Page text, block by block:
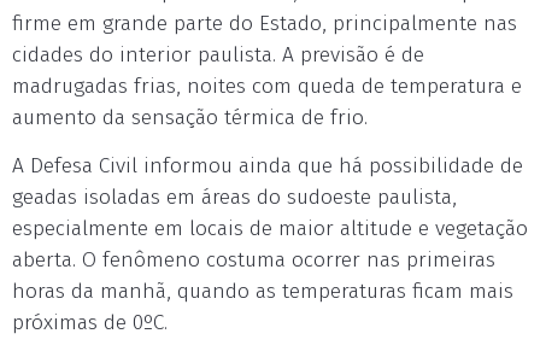
firme em grande parte do Estado, principalmente nas
cidades do interior paulista. A previsão é de
madrugadas frias, noites com queda de temperatura e
aumento da sensação térmica de frio.
A Defesa Civil informou ainda que há possibilidade de
geadas isoladas em áreas do sudoeste paulista,
especialmente em locais de maior altitude e vegetação
aberta. O fenômeno costuma ocorrer nas primeiras
horas da manhã, quando as temperaturas ficam mais
próximas de 0ºC.